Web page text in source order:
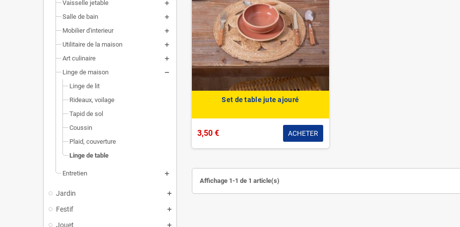
Vaisselle jetable
Salle de bain
Mobilier d'interieur
Utilitaire de la maison
Art culinaire
Linge de maison
Linge de lit
Rideaux, voilage
Tapid de sol
Coussin
Plaid, couverture
Linge de table
Entretien
Jardin
Festif
Jouet
Set de table jute ajouré
3,50 € ACHETER
Affichage 1-1 de 1 article(s)